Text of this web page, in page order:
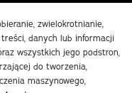
zwielokrotnianie,
danych lub informacji
wszystkich jego podstron,
do tworzenia,
maszynowego,